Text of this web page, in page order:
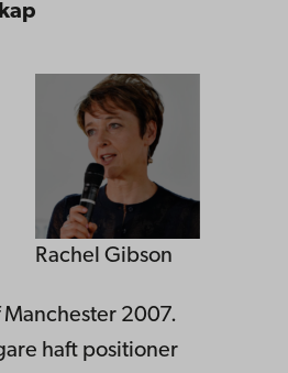
Rachel Gibson
Manchester 2007.
haft positioner